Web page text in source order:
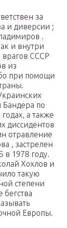
за
и диверсии ;
.
и внутри
СССР
из
при помощи
Бандера по
а также
диссидентов
отравление
, застрелен
в 1978 году.
Хохлов и
такую
степени
бегства
Европы.